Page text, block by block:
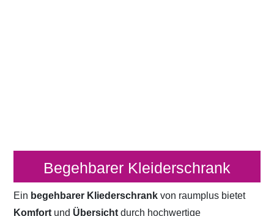
Begehbarer Kleiderschrank
Ein begehbarer Kliederschrankvon raumplus bietet
Komfort und Übersicht durch hochwertige